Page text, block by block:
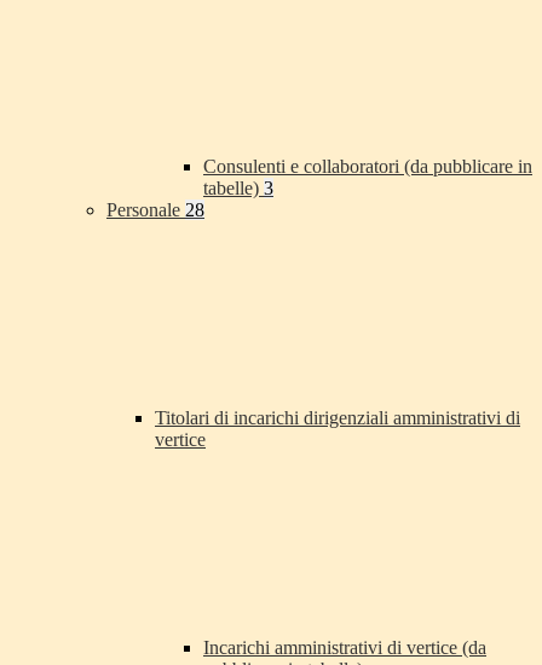
Consulenti e collaboratori (da pubblicare in
tabelle) 3
Personale 28
Titolari di incarichi dirigenziali amministrativi di
vertice
Incarichi amministrativi di vertice (da